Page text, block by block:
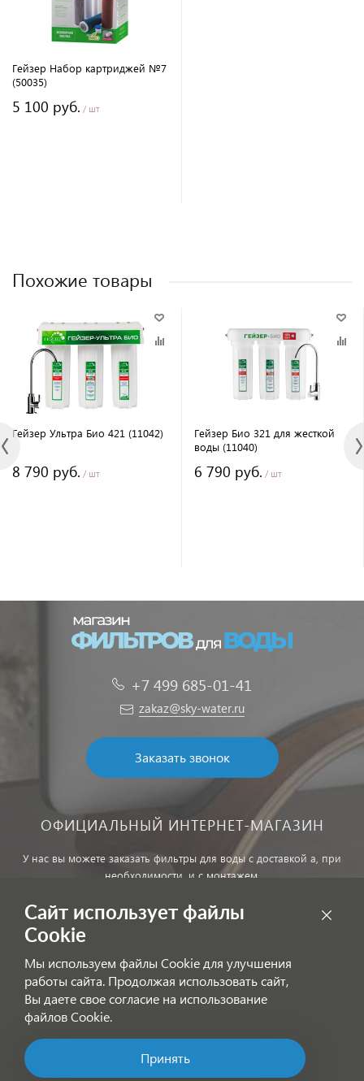
Гейзер Набор картриджей №7
(50035)
5 100 руб. / шт
Похожие товары
Гейзер Ультра Био 421 (11042)
8 790 руб. / шт
Гейзер Био 321 для жесткой
воды (11040)
6 790 руб. / шт
+7 499 685-01-41
zakaz@sky-water.ru
Заказать звонок
ОФИЦИАЛЬНЫЙ ИНТЕРНЕТ-МАГАЗИН
У нас вы можете заказать фильтры для воды с доставкой а, при
необходимости, и с монтажем.
офертой!
Согласие на получение информационных рассылок
Позвоните нам!
Сайт использует файлы
Cookie
Мы используем файлы Cookie для улучшения
работы сайта. Продолжая использовать сайт,
Вы даете свое согласие на использование
файлов Cookie.
Принять